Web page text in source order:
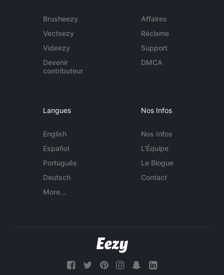
Brusheezy
Vecteezy
Videezy
Devenir
contributeur
Affaires
Réclame
Support
DMCA
Langues
English
Español
Português
Deutsch
More...
Nos Infos
Nos Infos
L'Équipe
Le Blogue
Contact